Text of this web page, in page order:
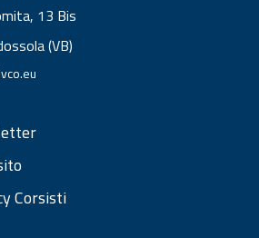
13 Bis
(VB)
Corsisti